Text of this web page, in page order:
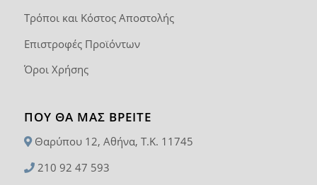
Τρόποι και Κόστος Αποστολής
Επιστροφές Προϊόντων
Όροι Χρήσης
ΠΟΥ ΘΑ ΜΑΣ ΒΡΕΊΤΕ
Θαρύπου 12, Αθήνα, T.K. 11745
210 92 47 593